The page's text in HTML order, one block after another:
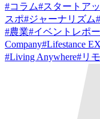
#コラム#スタートア
スポ#ジャーナリズム#
#農業#イベントレポ
Company#Lifestance
#Living Anywhere#リ